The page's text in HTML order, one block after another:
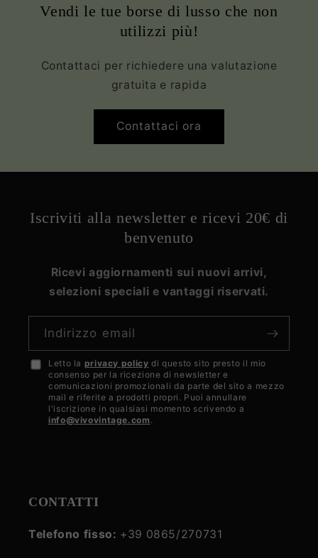
Vendi le tue borse di lusso che non
utilizzi più!
Contattaci per richiedere una valutazione
gratuita e rapida
Contattaci ora
Iscriviti alla newsletter e ricevi 20€ di
benvenuto
Ricevi aggiornamenti sui nuovi arrivi,
selezioni speciali e vantaggi riservati.
Indirizzo email
Accetto
privacy
policy
Letto la privacy policy di questo sito presto il mio
consenso per la ricezione di newsletter e
comunicazioni promozionali da parte del sito a mezzo
mail e riferite a prodotti propri. Puoi annullare
l'iscrizione in qualsiasi momento scrivendo a
info@vivovintage.com .
CONTATTI
Telefono fisso: +39 0865/270731